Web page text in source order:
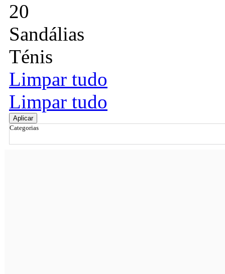
20
Sandálias
Ténis
Limpar tudo
Limpar tudo
Aplicar
Categorias